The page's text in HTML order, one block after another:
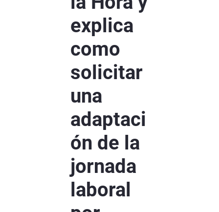
explica
como
solicitar
una
adaptaci
ón de la
jornada
laboral